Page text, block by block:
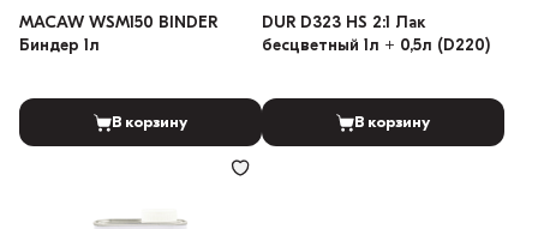
MACAW WSM150 BINDER
Биндер 1л
В корзину
DUR D323 HS 2:1 Лак
бесцветный 1л + 0,5л (D220)
В корзину